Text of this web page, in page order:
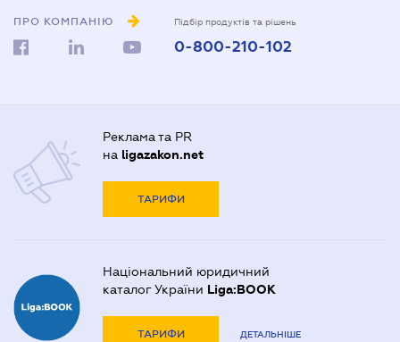
ПРО КОМПАНІЮ Підбір продуктів та рішень
0-800-210-102
Реклама та PR
на ligazakon.net
ТАРИФИ
Національний юридичний
каталог України Liga:BOOK
ТАРИФИ ДЕТАЛЬНІШЕ